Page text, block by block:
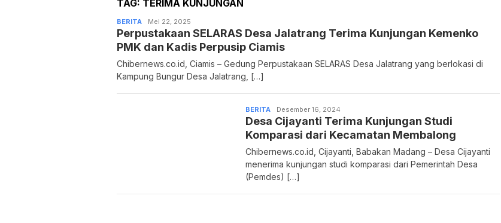
TAG: TERIMA KUNJUNGAN
BERITA Admin
Mei 22, 2025
Perpustakaan SELARAS Desa Jalatrang Terima Kunjungan Kemenko
PMK dan Kadis Perpusip Ciamis
Chibernews.co.id, Ciamis – Gedung Perpustakaan SELARAS Desa Jalatrang yang berlokasi di
Kampung Bungur Desa Jalatrang, […]
BERITA Admin
Desember 16, 2024
Desa Cijayanti Terima Kunjungan Studi
Komparasi dari Kecamatan Membalong
Chibernews.co.id, Cijayanti, Babakan Madang – Desa Cijayanti
menerima kunjungan studi komparasi dari Pemerintah Desa
(Pemdes) […]